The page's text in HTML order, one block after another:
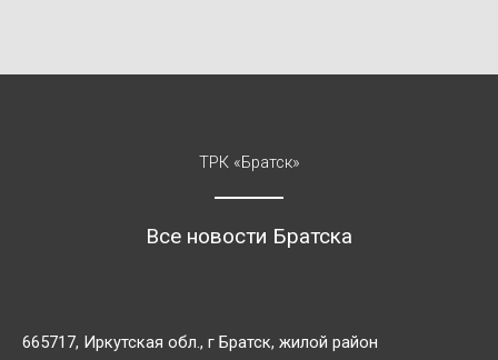
ТРК «Братск»
Все новости Братска
665717, Иркутская обл., г Братск, жилой район